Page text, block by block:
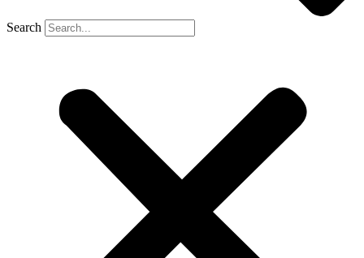
Search